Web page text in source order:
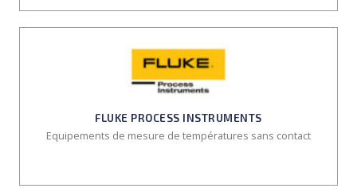
FLUKE PROCESS INSTRUMENTS
Equipements de mesure de températures sans contact